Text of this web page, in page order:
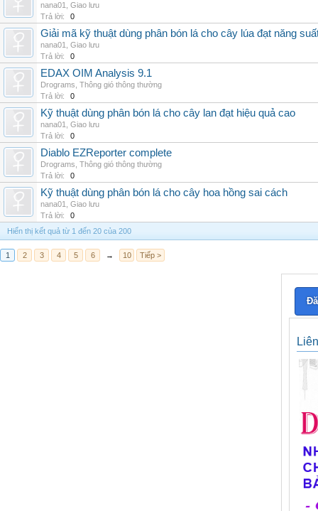
nana01
Giao lưu
Trả lời:
0
Giải mã kỹ thuật dùng phân bón lá cho cây lúa đạt năng
nana01
Giao lưu
Trả lời:
0
EDAX OIM Analysis 9.1
Drograms Thông gió thông thường
Trả lời:
0
Kỹ thuật dùng phân bón lá cho cây lan đạt hiệu quả cao
nana01
Giao lưu
Trả lời:
0
Diablo EZReporter complete
Drograms Thông gió thông thường
Trả lời:
0
Kỹ thuật dùng phân bón lá cho cây hoa hồng sai cách
nana01
Giao lưu
Trả lời:
0
Hiển thị kết quả từ 1 đến 20 của 200
1 2 3 4 5 6 → 10 Tiếp >